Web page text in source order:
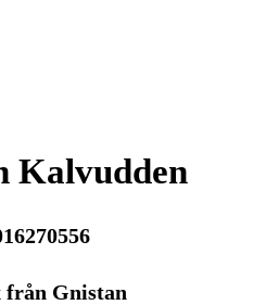
Kalvudden
från Gnistan